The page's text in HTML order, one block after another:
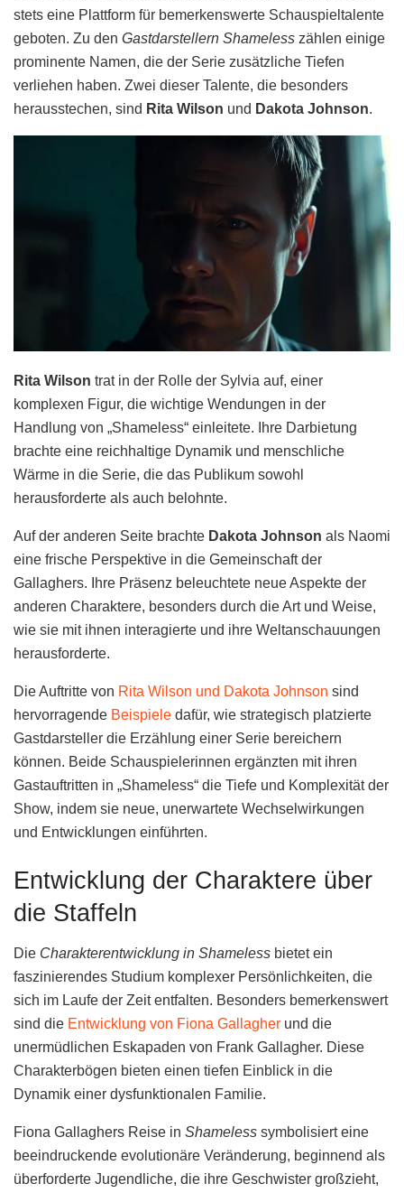
stets eine Plattform für bemerkenswerte Schauspieltalente
geboten. Zu den Gastdarstellern Shameless zählen einige
prominente Namen, die der Serie zusätzliche Tiefen
verliehen haben. Zwei dieser Talente, die besonders
herausstechen, sind Rita Wilson und Dakota Johnson.
Rita Wilson trat in der Rolle der Sylvia auf, einer
komplexen Figur, die wichtige Wendungen in der
Handlung von „Shameless“ einleitete. Ihre Darbietung
brachte eine reichhaltige Dynamik und menschliche
Wärme in die Serie, die das Publikum sowohl
herausforderte als auch belohnte.
Auf der anderen Seite brachte Dakota Johnson als Naomi
eine frische Perspektive in die Gemeinschaft der
Gallaghers. Ihre Präsenz beleuchtete neue Aspekte der
anderen Charaktere, besonders durch die Art und Weise,
wie sie mit ihnen interagierte und ihre Weltanschauungen
herausforderte.
Die Auftritte von Rita Wilson und Dakota Johnson sind
hervorragende Beispiele dafür, wie strategisch platzierte
Gastdarsteller die Erzählung einer Serie bereichern
können. Beide Schauspielerinnen ergänzten mit ihren
Gastauftritten in „Shameless“ die Tiefe und Komplexität der
Show, indem sie neue, unerwartete Wechselwirkungen
und Entwicklungen einführten.
Entwicklung der Charaktere über
die Staffeln
Die Charakterentwicklung in Shameless bietet ein
faszinierendes Studium komplexer Persönlichkeiten, die
sich im Laufe der Zeit entfalten. Besonders bemerkenswert
sind die Entwicklung von Fiona Gallagher und die
unermüdlichen Eskapaden von Frank Gallagher. Diese
Charakterbögen bieten einen tiefen Einblick in die
Dynamik einer dysfunktionalen Familie.
Fiona Gallaghers Reise in Shameless symbolisiert eine
beeindruckende evolutionäre Veränderung, beginnend als
überforderte Jugendliche, die ihre Geschwister großzieht,